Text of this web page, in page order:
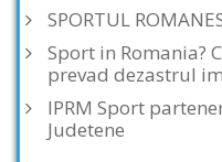
SPORTUL
Sport in Romania?
prevad dezastrul
IPRM Sport
Judetene